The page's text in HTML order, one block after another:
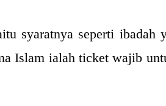
syaratnya seperti ibadah
Islam ialah ticket wajib